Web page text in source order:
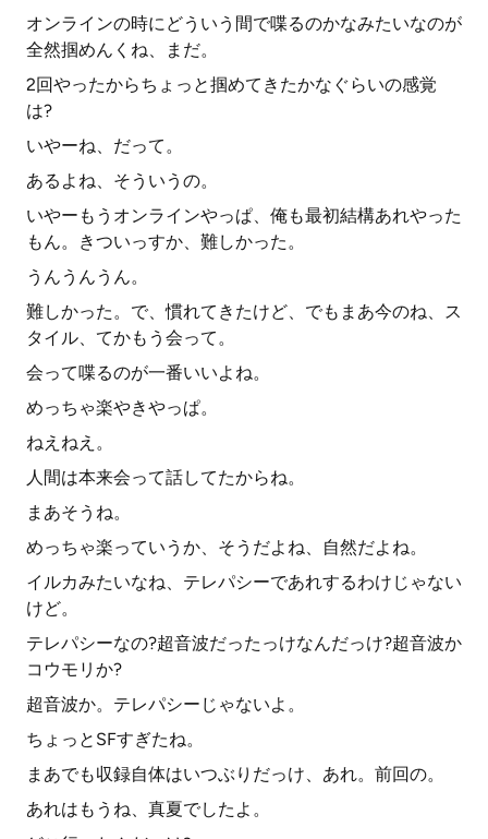
オンラインの時にどういう間で喋るのかなみたいなのが
全然掴めんくね、まだ。
2回やったからちょっと掴めてきたかなぐらいの感覚
は?
いやーね、だって。
あるよね、そういうの。
いやーもうオンラインやっぱ、俺も最初結構あれやった
もん。きついっすか、難しかった。
うんうんうん。
難しかった。で、慣れてきたけど、でもまあ今のね、ス
タイル、てかもう会って。
会って喋るのが一番いいよね。
めっちゃ楽やきやっぱ。
ねえねえ。
人間は本来会って話してたからね。
まあそうね。
めっちゃ楽っていうか、そうだよね、自然だよね。
イルカみたいなね、テレパシーであれするわけじゃない
けど。
テレパシーなの?超音波だったっけなんだっけ?超音波か
コウモリか?
超音波か。テレパシーじゃないよ。
ちょっとSFすぎたね。
まあでも収録自体はいつぶりだっけ、あれ。前回の。
あれはもうね、真夏でしたよ。